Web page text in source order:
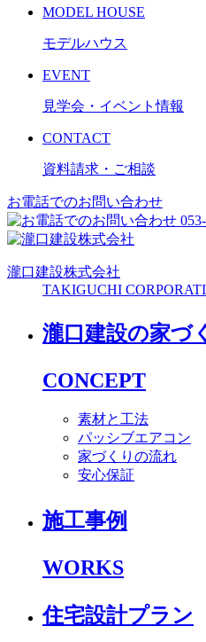
MODEL HOUSE
モデルハウス
EVENT
見学会・イベント情報
CONTACT
資料請求・ご相談
お電話でのお問い合わせ
瀧口建設株式会社
TAKIGUCHI
瀧口建設の家づ
CONCEPT
素材と工法
パッシブエアコン
家づくりの流れ
安心保証
施工事例
WORKS
住宅設計プラン